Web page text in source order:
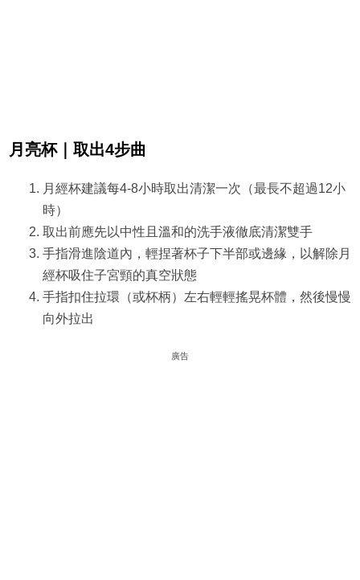
月亮杯｜取出4步曲
月經杯建議每4-8小時取出清潔一次（最長不超過12小
時）
取出前應先以中性且溫和的洗手液徹底清潔雙手
手指滑進陰道內，輕捏著杯子下半部或邊緣，以解除月
經杯吸住子宮頸的真空狀態
手指扣住拉環（或杯柄）左右輕輕搖晃杯體，然後慢慢
向外拉出
廣告